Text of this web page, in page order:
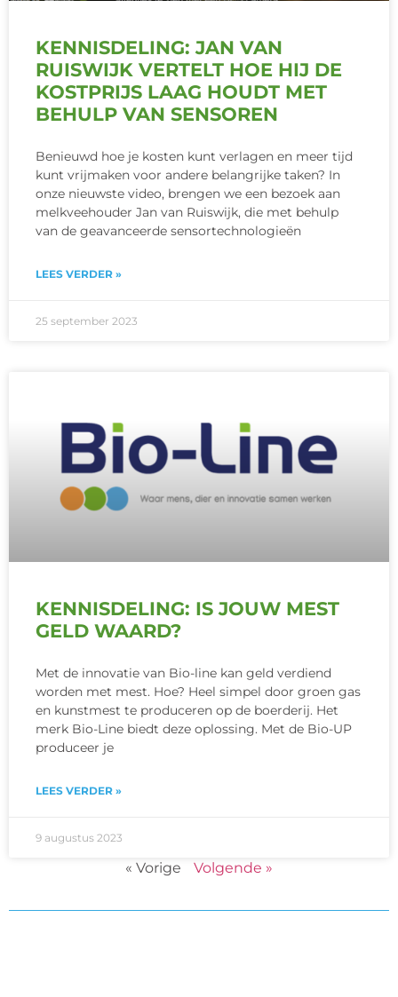
KENNISDELING: JAN VAN
RUISWIJK VERTELT HOE HIJ DE
KOSTPRIJS LAAG HOUDT MET
BEHULP VAN SENSOREN
Benieuwd hoe je kosten kunt verlagen en meer tijd
kunt vrijmaken voor andere belangrijke taken? In
onze nieuwste video, brengen we een bezoek aan
melkveehouder Jan van Ruiswijk, die met behulp
van de geavanceerde sensortechnologieën
LEES VERDER »
25 september 2023
KENNISDELING: IS JOUW MEST
GELD WAARD?
Met de innovatie van Bio-line kan geld verdiend
worden met mest. Hoe? Heel simpel door groen gas
en kunstmest te produceren op de boerderij. Het
merk Bio-Line biedt deze oplossing. Met de Bio-UP
produceer je
LEES VERDER »
9 augustus 2023
« Vorige Volgende »